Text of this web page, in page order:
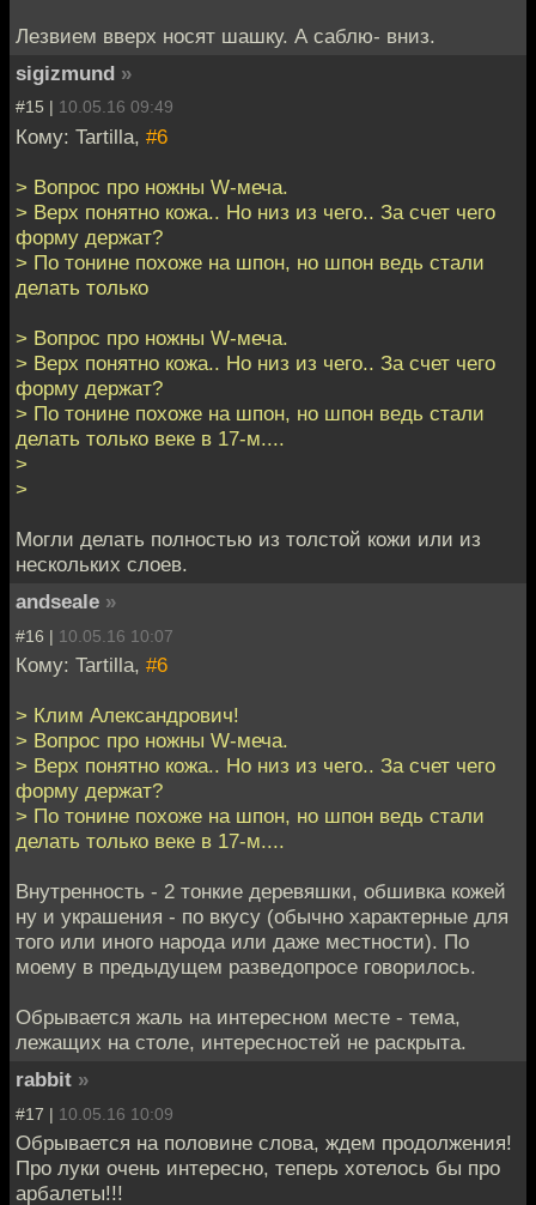
Лезвием вверх носят шашку. А саблю- вниз.
sigizmund »
#15 | 10.05.16 09:49
Кому: Tartilla, #6
> Вопрос про ножны W-меча.
> Верх понятно кожа.. Но низ из чего.. За счет чего
форму держат?
> По тонине похоже на шпон, но шпон ведь стали
делать только
> Вопрос про ножны W-меча.
> Верх понятно кожа.. Но низ из чего.. За счет чего
форму держат?
> По тонине похоже на шпон, но шпон ведь стали
делать только веке в 17-м....
>
>
Могли делать полностью из толстой кожи или из
нескольких слоев.
andseale »
#16 | 10.05.16 10:07
Кому: Tartilla, #6
> Клим Александрович!
> Вопрос про ножны W-меча.
> Верх понятно кожа.. Но низ из чего.. За счет чего
форму держат?
> По тонине похоже на шпон, но шпон ведь стали
делать только веке в 17-м....
Внутренность - 2 тонкие деревяшки, обшивка кожей
ну и украшения - по вкусу (обычно характерные для
того или иного народа или даже местности). По
моему в предыдущем разведопросе говорилось.
Обрывается жаль на интересном месте - тема,
лежащих на столе, интересностей не раскрыта.
rabbit »
#17 | 10.05.16 10:09
Обрывается на половине слова, ждем продолжения!
Про луки очень интересно, теперь хотелось бы про
арбалеты!!!